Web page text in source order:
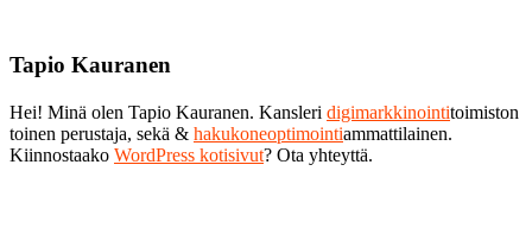
Tapio Kauranen
Hei! Minä olen Tapio Kauranen. Kansleri digimarkkinointitoimiston
toinen perustaja, sekä & hakukoneoptimointiammattilainen.
Kiinnostaako WordPress kotisivut? Ota yhteyttä.